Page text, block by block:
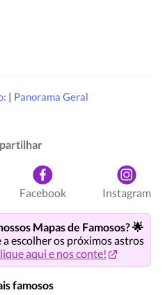
| Panorama Geral
Facebook Instagram
Mapas de Famosos? 🌟
a escolher os próximos astros
aqui e nos conte!
famosos